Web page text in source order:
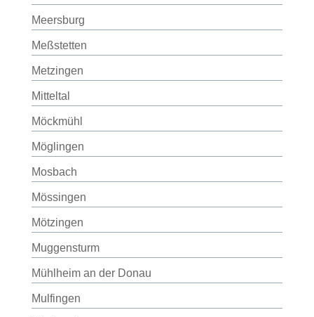
Meersburg
Meßstetten
Metzingen
Mitteltal
Möckmühl
Möglingen
Mosbach
Mössingen
Mötzingen
Muggensturm
Mühlheim an der Donau
Mulfingen